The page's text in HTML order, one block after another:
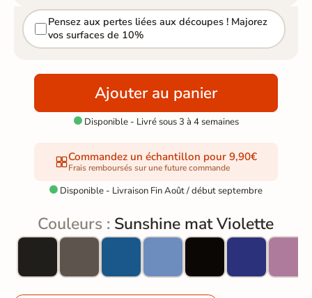
Pensez aux pertes liées aux découpes ! Majorez
vos surfaces de 10%
Ajouter au panier
Disponible - Livré sous 3 à 4 semaines
Commandez un échantillon pour 9,90€
Frais remboursés sur une future commande
 Disponible - Livraison Fin Août / début septembre
Couleurs : Sunshine mat Violette